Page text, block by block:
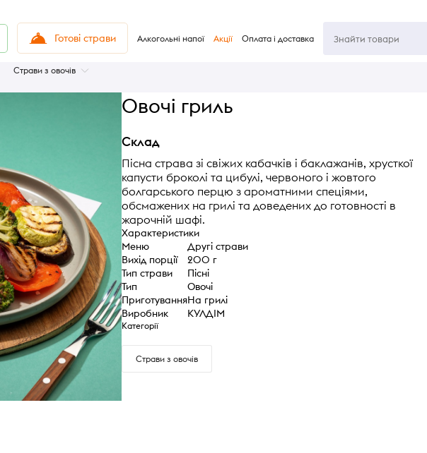
Готові страви Алкогольні напої Акції Оплата і доставка
Страви з овочів
Овочі гриль
Склад
Пісна страва зі свіжих кабачків і баклажанів, хрусткої
капусти броколі та цибулі, червоного і жовтого
болгарського перцю з ароматними спеціями,
обсмажених на грилі та доведених до готовності в
жарочній шафі.
Характеристики
Меню
Другі страви
Вихід порції
200 г
Тип страви
Пісні
Тип
Овочі
ПриготуванняНа грилі
Виробник
КУЛДІМ
Категорії
Страви з овочів